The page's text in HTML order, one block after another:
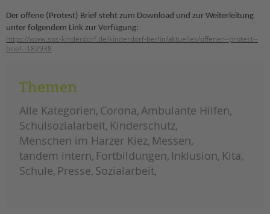
Der offene (Protest) Brief steht zum Download und zur Weiterleitung
unter folgendem Link zur Verfügung:
https://www.sos-kinderdorf.de/kinderdorf-berlin/aktuelles/offener--protest--
brief--182938
Themen
Alle Kategorien Corona Ambulante Hilfen
Schulsozialarbeit Kinderschutz
Menschen im Harzer Kiez Messen
tandem intern Fortbildungen Inklusion Kita
Schule Presse Sozialarbeit